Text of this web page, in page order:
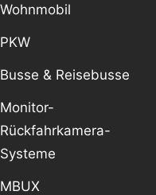
Wohnmobil
PKW
Busse & Reisebusse
Monitor-
Rückfahrkamera-
Systeme
MBUX